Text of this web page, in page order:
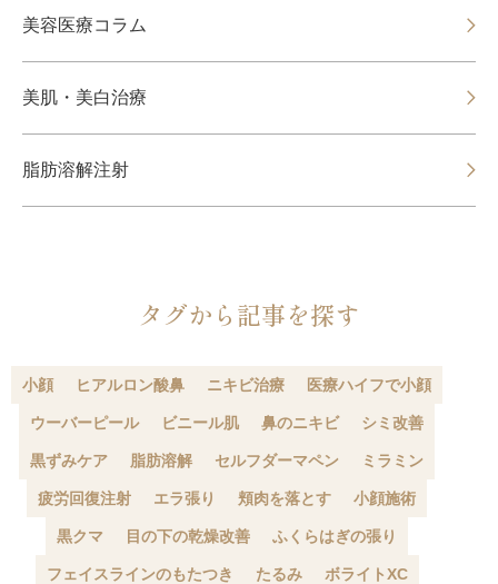
美容医療コラム
美肌・美白治療
脂肪溶解注射
タグから記事を探す
小顔 ヒアルロン酸鼻 ニキビ治療 医療ハイフで小顔
ウーバーピール ビニール肌 鼻のニキビ シミ改善
黒ずみケア 脂肪溶解 セルフダーマペン ミラミン
疲労回復注射 エラ張り 頬肉を落とす 小顔施術
黒クマ 目の下の乾燥改善 ふくらはぎの張り
フェイスラインのもたつき たるみ ボライトXC